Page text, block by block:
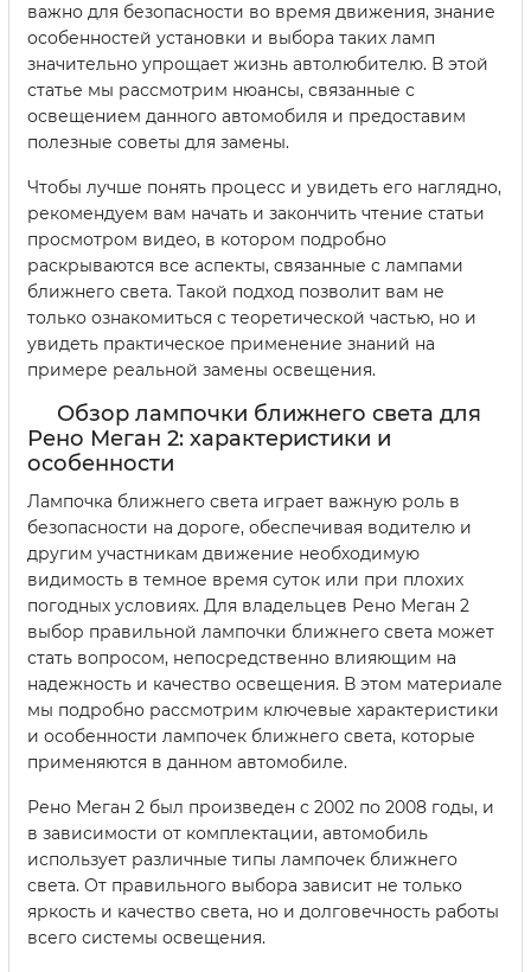
важно для безопасности во время движения, знание
особенностей установки и выбора таких ламп
значительно упрощает жизнь автолюбителю. В этой
статье мы рассмотрим нюансы, связанные с
освещением данного автомобиля и предоставим
полезные советы для замены.
Чтобы лучше понять процесс и увидеть его наглядно,
рекомендуем вам начать и закончить чтение статьи
просмотром видео, в котором подробно
раскрываются все аспекты, связанные с лампами
ближнего света. Такой подход позволит вам не
только ознакомиться с теоретической частью, но и
увидеть практическое применение знаний на
примере реальной замены освещения.
Обзор лампочки ближнего света для
Рено Меган 2: характеристики и
особенности
Лампочка ближнего света играет важную роль в
безопасности на дороге, обеспечивая водителю и
другим участникам движение необходимую
видимость в темное время суток или при плохих
погодных условиях. Для владельцев Рено Меган 2
выбор правильной лампочки ближнего света может
стать вопросом, непосредственно влияющим на
надежность и качество освещения. В этом материале
мы подробно рассмотрим ключевые характеристики
и особенности лампочек ближнего света, которые
применяются в данном автомобиле.
Рено Меган 2 был произведен с 2002 по 2008 годы, и
в зависимости от комплектации, автомобиль
использует различные типы лампочек ближнего
света. От правильного выбора зависит не только
яркость и качество света, но и долговечность работы
всего системы освещения.